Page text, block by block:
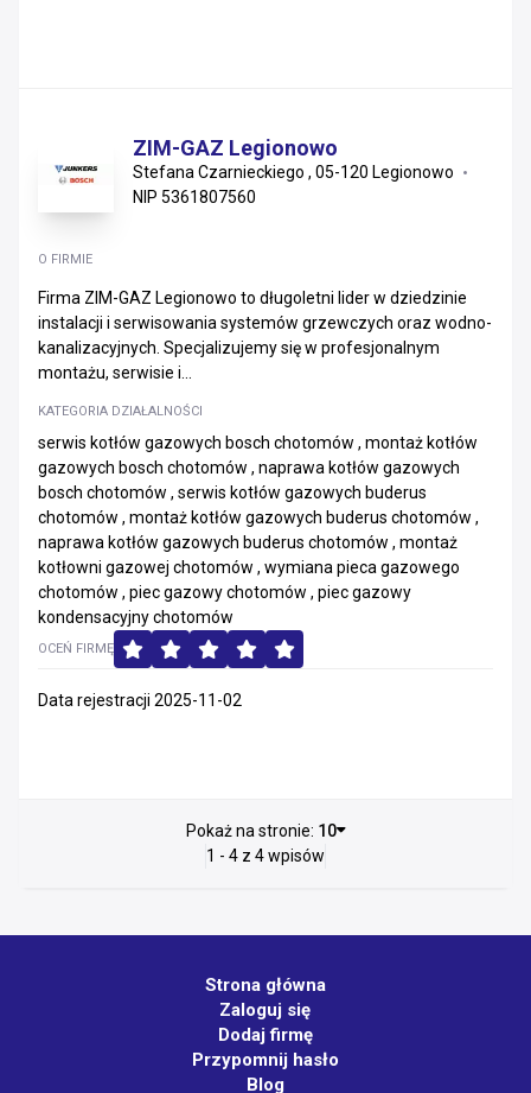
ZIM-GAZ Legionowo
Stefana Czarnieckiego , 05-120 Legionowo
NIP 5361807560
O FIRMIE
Firma ZIM-GAZ Legionowo to długoletni lider w dziedzinie
instalacji i serwisowania systemów grzewczych oraz wodno-
kanalizacyjnych. Specjalizujemy się w profesjonalnym
montażu, serwisie i...
KATEGORIA DZIAŁALNOŚCI
serwis kotłów gazowych bosch chotomów , montaż kotłów
gazowych bosch chotomów , naprawa kotłów gazowych
bosch chotomów , serwis kotłów gazowych buderus
chotomów , montaż kotłów gazowych buderus chotomów ,
naprawa kotłów gazowych buderus chotomów , montaż
kotłowni gazowej chotomów , wymiana pieca gazowego
chotomów , piec gazowy chotomów , piec gazowy
kondensacyjny chotomów
OCEŃ FIRMĘ
Data rejestracji 2025-11-02
Pokaż na stronie: 10
1 - 4 z 4 wpisów
Strona główna
Zaloguj się
Dodaj firmę
Przypomnij hasło
Blog